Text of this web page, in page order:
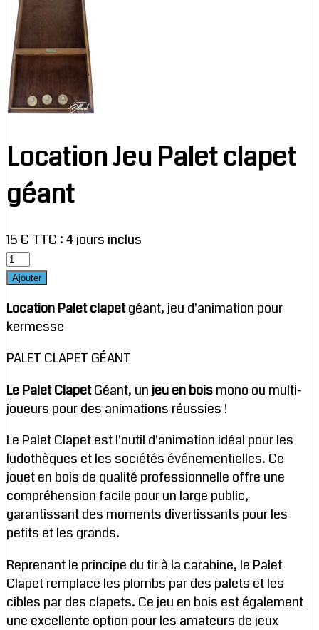
Location Jeu Palet clapet
géant
15 € TTC :4 jours inclus
Location Palet clapetgéant, jeu d'animation pour
kermesse
PALET CLAPET GÉANT
Le Palet ClapetGéant, unjeu en boismono ou multi-
joueurs pour des animations réussies !
Le Palet Clapet est l'outil d'animation idéal pour les
ludothèques et les sociétés événementielles. Ce
jouet en bois de qualité professionnelle offre une
compréhension facile pour un large public,
garantissant des moments divertissants pour les
petits et les grands.
Reprenant le principe du tir à la carabine, le Palet
Clapet remplace les plombs par des palets et les
cibles par des clapets. Ce jeu en bois est également
une excellente option pour les amateurs de jeux